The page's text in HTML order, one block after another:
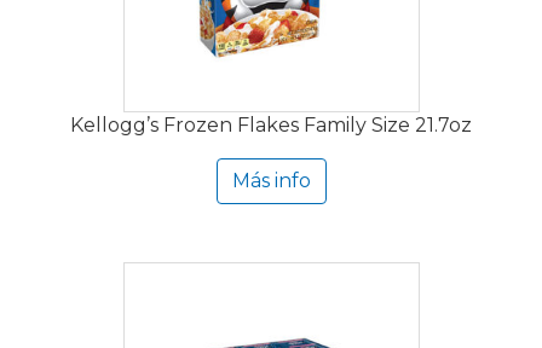
Kellogg’s Frozen Flakes Family Size 21.7oz
Más info